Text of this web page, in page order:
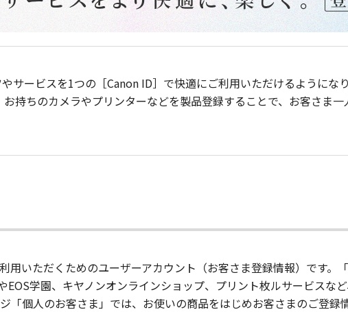
サービスを1つの［Canon ID］で快適にご利用いただけるようになり
持ちのカメラやプリンターなどを製品登録することで、お客さま
用いただくためのユーザーアカウント（お客さま登録情報）です。
学園、キヤノンオンラインショップ、プリント枚ルサービスな
「個人のお客さま」では、お使いの商品をはじめお客さまのご登録